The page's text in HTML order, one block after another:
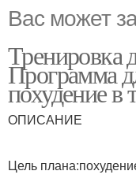
Вас может
Тренировка
Программа
похудение в
ОПИСАНИЕ
Цель